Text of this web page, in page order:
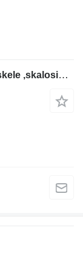
SLV Group Schele SLV Group Schela, skele ,skalosiά,Ponteggio, rusztowanie